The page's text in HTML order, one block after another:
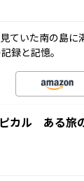
ていた南の島
録と記憶。
カル ある